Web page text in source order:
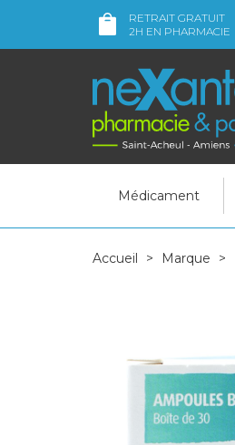
RETRAIT GRATUIT
2H EN PHARMACIE
Médicament
Accueil Marque